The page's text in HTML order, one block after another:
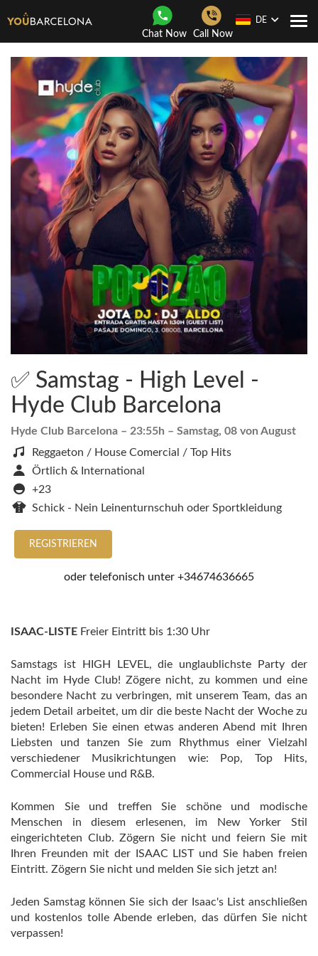
Chat Now Call Now
DE
✅ Samstag - High Level -
Hyde Club Barcelona
Hyde Club Barcelona – 23:55h – Samstag, 08 von August
Reggaeton / House Comercial / Top Hits
Örtlich & International
+23
Schick - Nein Leinenturnschuh oder Sportkleidung
REGISTRIEREN
oder telefonisch unter +34674636665
ISAAC-LISTE Freier Eintritt bis 1:30 Uhr
Samstags ist HIGH LEVEL, die unglaublichste Party der
Nacht im Hyde Club! Zögere nicht, zu kommen und eine
besondere Nacht zu verbringen, mit unserem Team, das an
jedem Detail arbeitet, um dir die beste Nacht der Woche zu
bieten! Erleben Sie einen etwas anderen Abend mit Ihren
Liebsten und tanzen Sie zum Rhythmus einer Vielzahl
verschiedener Musikrichtungen wie: Pop, Top Hits,
Commercial House und R&B.
Kommen Sie und treffen Sie schöne und modische
Menschen in diesem erlesenen, im New Yorker Stil
eingerichteten Club. Zögern Sie nicht und feiern Sie mit
Ihren Freunden mit der ISAAC LIST und Sie haben freien
Eintritt. Zögern Sie nicht und melden Sie sich jetzt an!
Jeden Samstag können Sie sich der Isaac's List anschließen
und kostenlos tolle Abende erleben, das dürfen Sie nicht
verpassen!